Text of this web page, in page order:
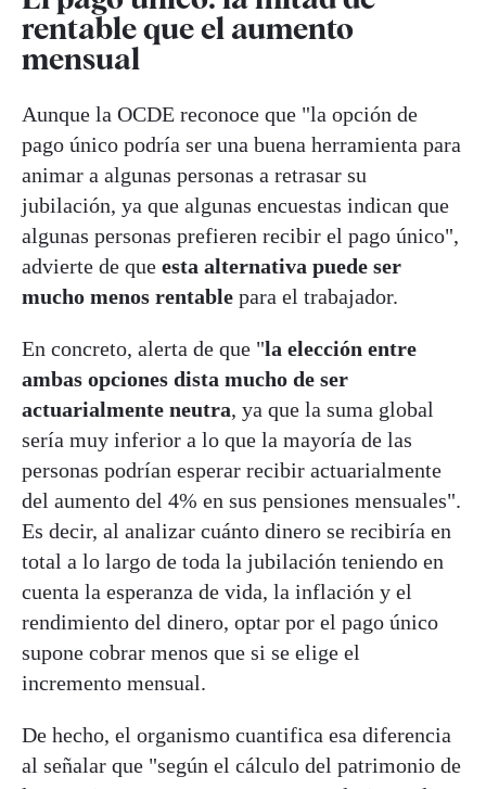
rentable que el aumento
mensual
Aunque la OCDE reconoce que "la opción de
pago único podría ser una buena herramienta para
animar a algunas personas a retrasar su
jubilación, ya que algunas encuestas indican que
algunas personas prefieren recibir el pago único",
advierte de que esta alternativa puede ser
mucho menos rentable para el trabajador.
En concreto, alerta de que "la elección entre
ambas opciones dista mucho de ser
actuarialmente neutra, ya que la suma global
sería muy inferior a lo que la mayoría de las
personas podrían esperar recibir actuarialmente
del aumento del 4% en sus pensiones mensuales".
Es decir, al analizar cuánto dinero se recibiría en
total a lo largo de toda la jubilación teniendo en
cuenta la esperanza de vida, la inflación y el
rendimiento del dinero, optar por el pago único
supone cobrar menos que si se elige el
incremento mensual.
De hecho, el organismo cuantifica esa diferencia
al señalar que "según el cálculo del patrimonio de